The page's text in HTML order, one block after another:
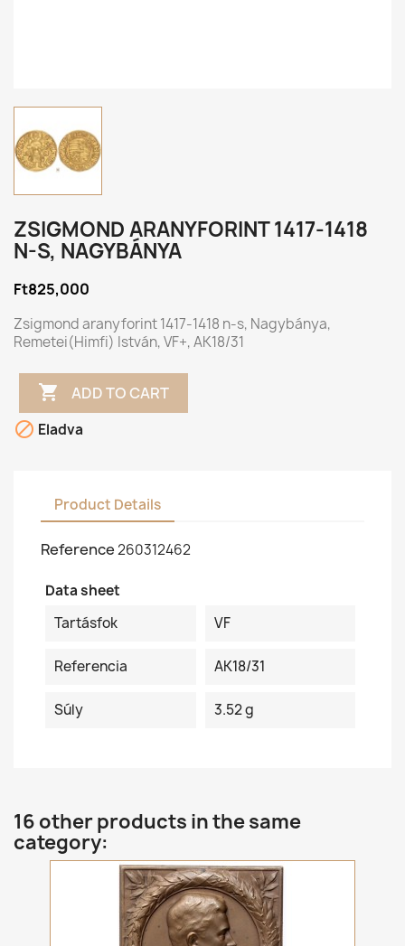
ZSIGMOND ARANYFORINT 1417-1418
N-S, NAGYBÁNYA
Ft825,000
Zsigmond aranyforint 1417-1418 n-s, Nagybánya,
Remetei(Himfi) István, VF+, AK18/31
 ADD TO CART
 Eladva
Product Details
Reference260312462
Data sheet
Tartásfok
VF
Referencia AK18/31
Súly 3.52 g
16 other products in the same
category: